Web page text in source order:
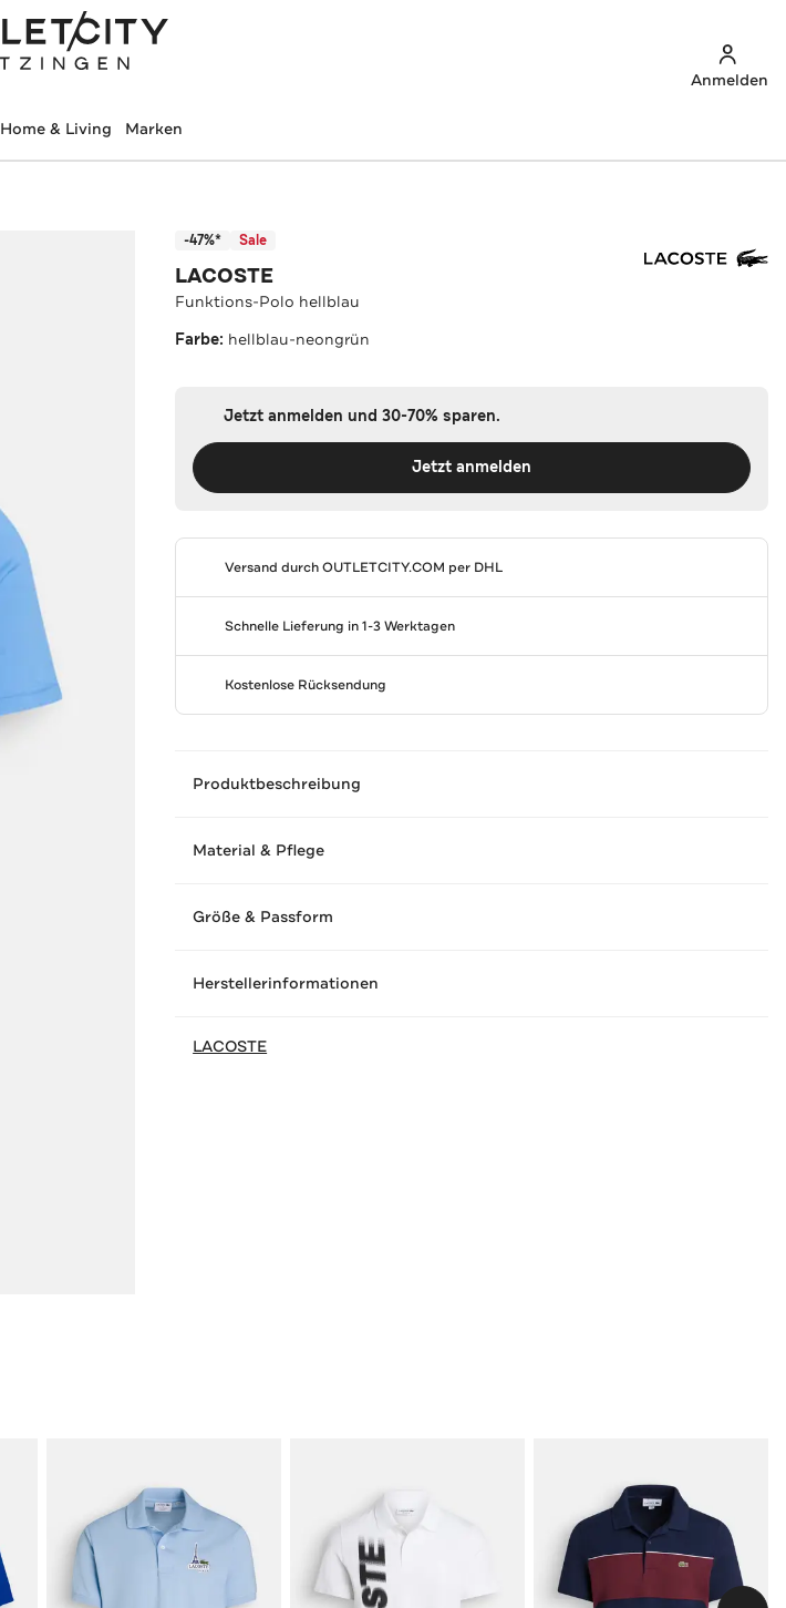
Anmelden
Home & Living Marken
-47%* Sale
LACOSTE
Funktions-Polo hellblau
Farbe: hellblau-neongrün
Jetzt anmelden und 30-70% sparen.
Jetzt anmelden
Versand durchOUTLETCITY.COM per DHL
Schnelle Lieferung in 1-3 Werktagen
Kostenlose Rücksendung
Produktbeschreibung
Material & Pflege
Größe & Passform
Herstellerinformationen
LACOSTE